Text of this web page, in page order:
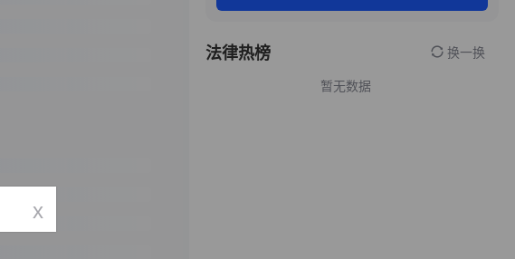
法律热榜 换一换
暂无数据
x